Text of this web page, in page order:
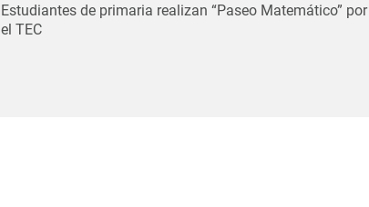
Estudiantes de primaria realizan “Paseo Matemático” por
el TEC